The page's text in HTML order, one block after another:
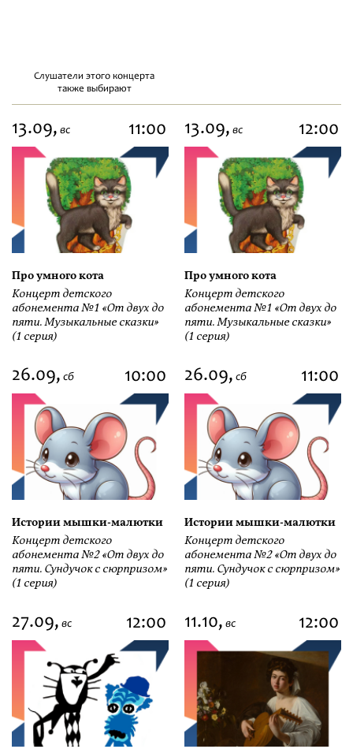
Слушатели этого концерта
также выбирают
13.09, вс 11:00
Про умного кота
Концерт детского
абонемента №1 «От двух до
пяти. Музыкальные сказки»
(1 серия)
13.09, вс 12:00
Про умного кота
Концерт детского
абонемента №1 «От двух до
пяти. Музыкальные сказки»
(1 серия)
26.09, сб 10:00
Истории мышки-малютки
Концерт детского
абонемента №2 «От двух до
пяти. Сундучок с сюрпризом»
(1 серия)
26.09, сб 11:00
Истории мышки-малютки
Концерт детского
абонемента №2 «От двух до
пяти. Сундучок с сюрпризом»
(1 серия)
27.09, вс 12:00 11.10, вс 12:00